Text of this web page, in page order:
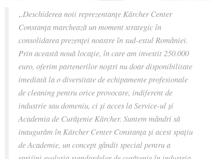
„Deschiderea noii reprezentanțe KärcherCenter
Constanța marchează un moment strategic în
consolidarea prezenței noastre în sud-estul României.
Prin această nouă locație, în care am investit 250.000
euro, oferim partenerilor noștri nu doar disponibilitate
imediată la o diversitate de echipamente profesionale
de cleaning pentru orice provocare, indiferent de
industrie sau domeniu, ci și acces la Service-ul și
Academia de Curățenie Kärcher. Suntem mândri să
inaugurăm în Kärcher Center Constanța și acest spațiu
de Academie, un concept gândit special pentru a